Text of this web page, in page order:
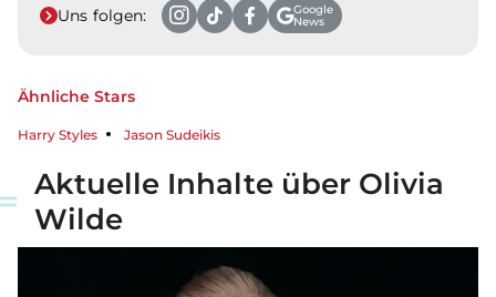
Uns folgen:
Google
News
Ähnliche Stars
Harry Styles Jason Sudeikis
Aktuelle Inhalte über Olivia
Wilde